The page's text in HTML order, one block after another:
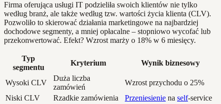
Firma oferująca usługi IT podzieliła swoich klientów nie tylko
według branż, ale także według tzw. wartości życia klienta (CLV).
Pozwoliło to skierować działania marketingowe na najbardziej
dochodowe segmenty, a mniej opłacalne – stopniowo wycofać lub
przekonwertować. Efekt? Wzrost marży o 18% w 6 miesięcy.
Typ
segmentu
Kryterium Wynik biznesowy
Wysoki CLV
Duża liczba
zamówień
Wzrost przychodu o 25%
Niski CLV
Rzadkie zamówienia Przeniesienie na self-service